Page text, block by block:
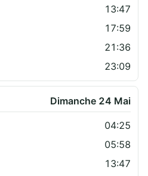
13:47
17:59
21:36
23:09
Dimanche 24 Mai
04:25
05:58
13:47